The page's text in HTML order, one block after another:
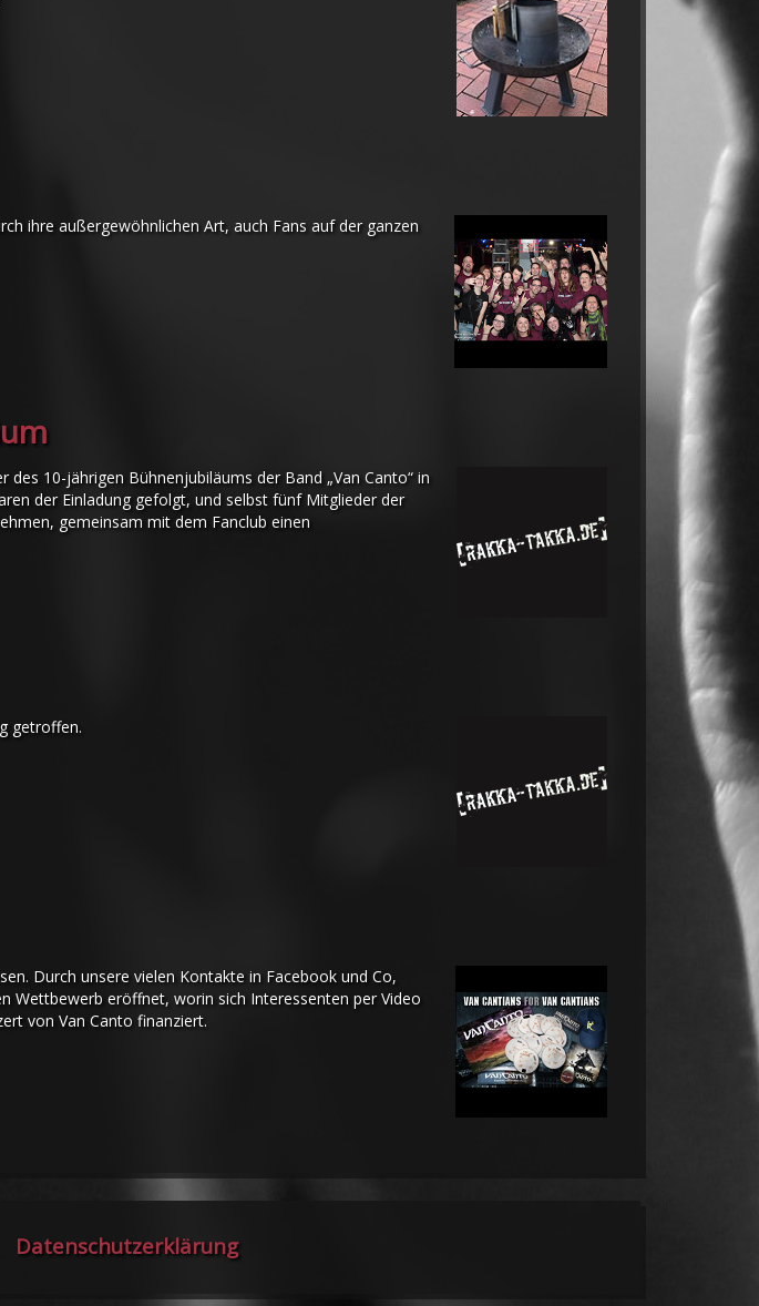
ihre außergewöhnlichen Art, auch Fans auf der ganzen
des 10-jährigen Bühnenjubiläums der Band „Van Canto“ in
der Einladung gefolgt, und selbst fünf Mitglieder der
gemeinsam mit dem Fanclub einen
getroffen.
Durch unsere vielen Kontakte in Facebook und Co,
Wettbewerb eröffnet, worin sich Interessenten per Video
von Van Canto finanziert.
Datenschutzerklärung